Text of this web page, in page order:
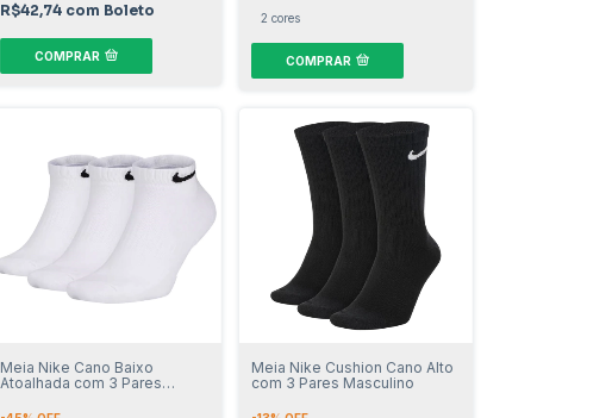
R$42,74 com Boleto
COMPRAR
2 cores
COMPRAR
Meia Nike Cano Baixo
Atoalhada com 3 Pares
Meia Nike Cushion Cano Alto
com 3 Pares Masculino